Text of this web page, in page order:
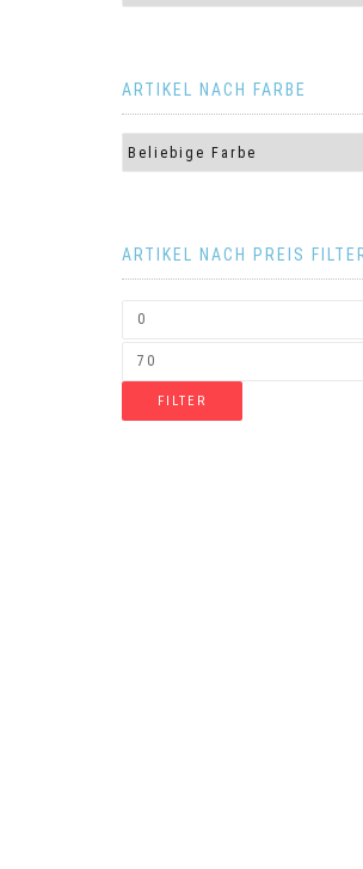
ARTIKEL NACH FARBE
ARTIKEL NACH PREIS
FILTER